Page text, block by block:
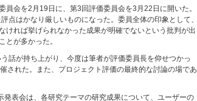
会を2月19日に、第3回評価委員会を3月22日に開いた。
はかなり厳しいものになった。委員全体の印象として、
れば挙げられなかった成果が明確でないという批判が出
が多かった。
話が持ち上がり、今度は筆者が評価委員長を仰せつかっ
された。また、プロジェクト評価の最終的な討論の場であ
表会は、各研究テーマの研究成果について、ユーザーの